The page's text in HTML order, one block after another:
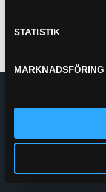
STATISTIK
MARKNADSFÖRING
Adress: Box 70
Org.nr: 556208-5778